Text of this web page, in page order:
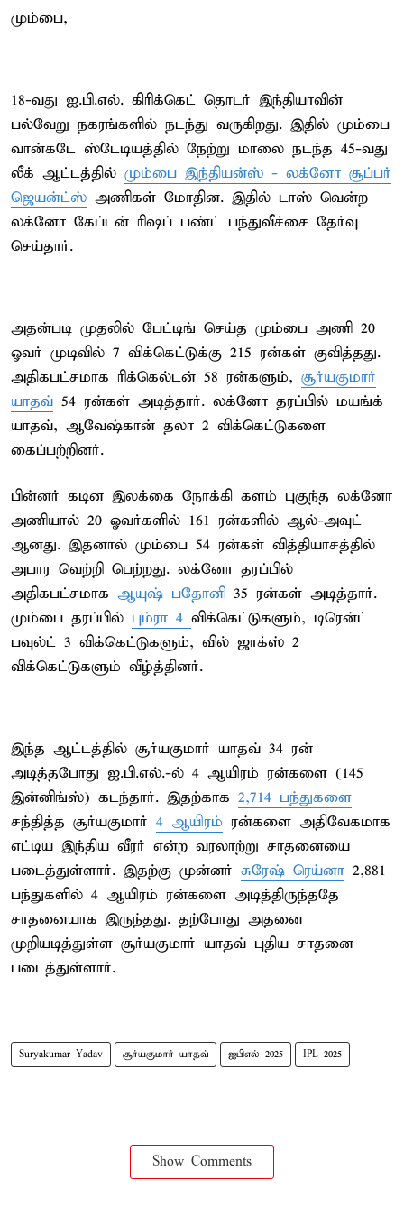
மும்பை,
18-வது ஐ.பி.எல். கிரிக்கெட் தொடர் இந்தியாவின்
பல்வேறு நகரங்களில் நடந்து வருகிறது. இதில் மும்பை
வான்கடே ஸ்டேடியத்தில் நேற்று மாலை நடந்த 45-வது
லீக் ஆட்டத்தில் மும்பை இந்தியன்ஸ் - லக்னோ சூப்பர்
ஜெயன்ட்ஸ் அணிகள் மோதின. இதில் டாஸ் வென்ற
லக்னோ கேப்டன் ரிஷப் பண்ட் பந்துவீச்சை தேர்வு
செய்தார்.
அதன்படி முதலில் பேட்டிங் செய்த மும்பை அணி 20
ஓவர் முடிவில் 7 விக்கெட்டுக்கு 215 ரன்கள் குவித்தது.
அதிகபட்சமாக ரிக்கெல்டன் 58 ரன்களும், சூர்யகுமார்
யாதவ் 54 ரன்கள் அடித்தார். லக்னோ தரப்பில் மயங்க்
யாதவ், ஆவேஷ்கான் தலா 2 விக்கெட்டுகளை
கைப்பற்றினர்.
பின்னர் கடின இலக்கை நோக்கி களம் புகுந்த லக்னோ
அணியால் 20 ஓவர்களில் 161 ரன்களில் ஆல்-அவுட்
ஆனது. இதனால் மும்பை 54 ரன்கள் வித்தியாசத்தில்
அபார வெற்றி பெற்றது. லக்னோ தரப்பில்
அதிகபட்சமாக ஆயுஷ் பதோனி 35 ரன்கள் அடித்தார்.
மும்பை தரப்பில் பும்ரா 4 விக்கெட்டுகளும், டிரென்ட்
பவுல்ட் 3 விக்கெட்டுகளும், வில் ஜாக்ஸ் 2
விக்கெட்டுகளும் வீழ்த்தினர்.
இந்த ஆட்டத்தில் சூர்யகுமார் யாதவ் 34 ரன்
அடித்தபோது ஐ.பி.எல்.-ல் 4 ஆயிரம் ரன்களை (145
இன்னிங்ஸ்) கடந்தார். இதற்காக 2,714 பந்துகளை
சந்தித்த சூர்யகுமார் 4 ஆயிரம் ரன்களை அதிவேகமாக
எட்டிய இந்திய வீரர் என்ற வரலாற்று சாதனையை
படைத்துள்ளார். இதற்கு முன்னர் சுரேஷ் ரெய்னா 2,881
பந்துகளில் 4 ஆயிரம் ரன்களை அடித்திருந்ததே
சாதனையாக இருந்தது. தற்போது அதனை
முறியடித்துள்ள சூர்யகுமார் யாதவ் புதிய சாதனை
படைத்துள்ளார்.
Suryakumar Yadav சூர்யகுமார் யாதவ் ஐபிஎல் 2025 IPL 2025
Show Comments